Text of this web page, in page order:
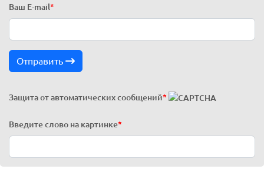
Ваш E-mail *
Отправить
Защита от автоматических сообщений*
Введите слово на картинке*